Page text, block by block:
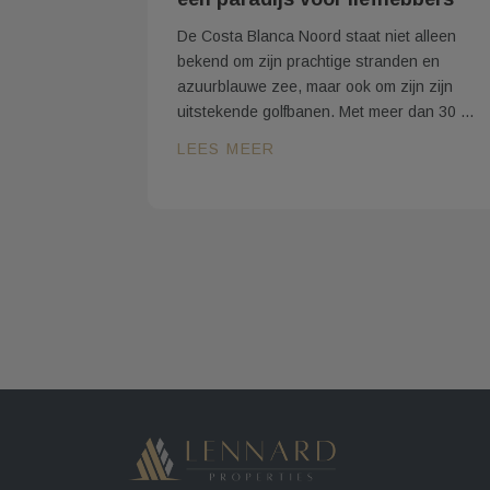
De Costa Blanca Noord staat niet alleen
bekend om zijn prachtige stranden en
azuurblauwe zee, maar ook om zijn zijn
uitstekende golfbanen. Met meer dan 30 ...
LEES MEER